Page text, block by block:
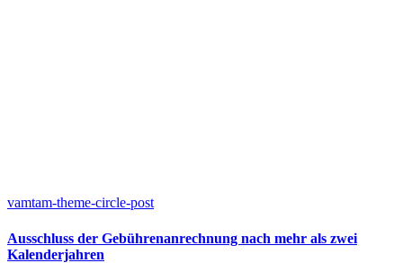
vamtam-theme-circle-post
Ausschluss der Gebührenanrechnung nach mehr als zwei
Kalenderjahren